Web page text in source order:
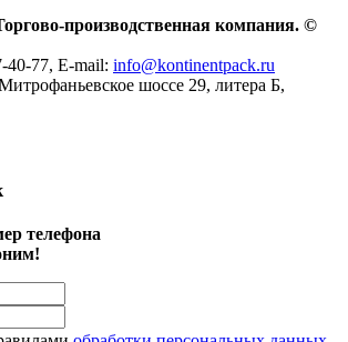
производственная компания. ©
40-77, E-mail: info@kontinentpack.ru
шоссе 29, литера Б,
телефона